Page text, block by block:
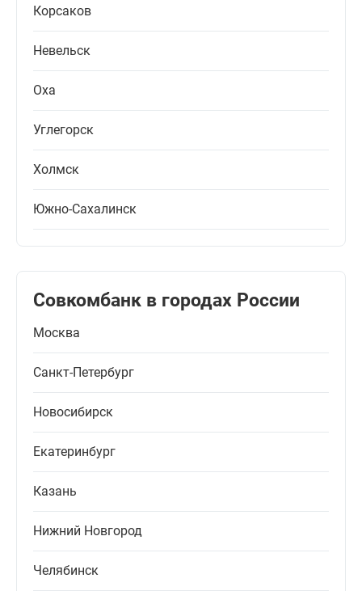
Корсаков
Невельск
Оха
Углегорск
Холмск
Южно-Сахалинск
Совкомбанк в городах России
Москва
Санкт-Петербург
Новосибирск
Екатеринбург
Казань
Нижний Новгород
Челябинск